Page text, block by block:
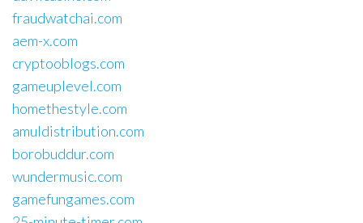
fraudwatchai.com
aem-x.com
cryptooblogs.com
gameuplevel.com
homethestyle.com
amuldistribution.com
borobuddur.com
wundermusic.com
gamefungames.com